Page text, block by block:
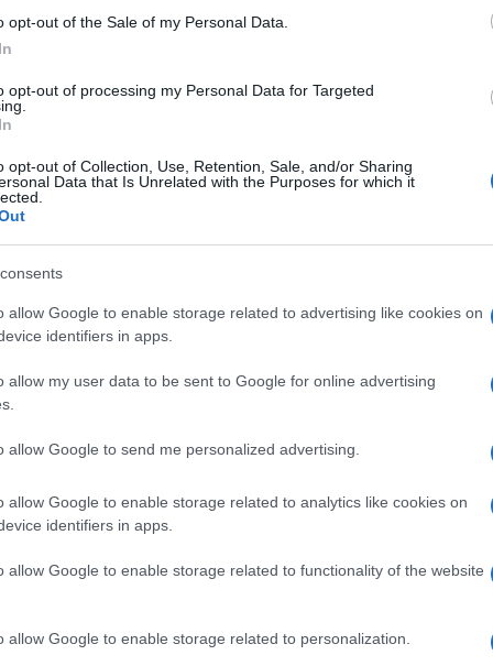
opt-out of the Sale of my Personal Data.
opt-out of processing my Personal Data for Targeted
opt-out of Collection, Use, Retention, Sale, and/or Sharing
Data that Is Unrelated with the Purposes for which it
allow Google to enable storage related to advertising like cookies on
identifiers in apps.
allow my user data to be sent to Google for online advertising
allow Google to send me personalized advertising.
allow Google to enable storage related to analytics like cookies on
identifiers in apps.
allow Google to enable storage related to functionality of the website
allow Google to enable storage related to personalization.
dinamiche
di fuga composto da quattro
minuti di vantaggio nei primi 80
con le squadre dei velocisti che